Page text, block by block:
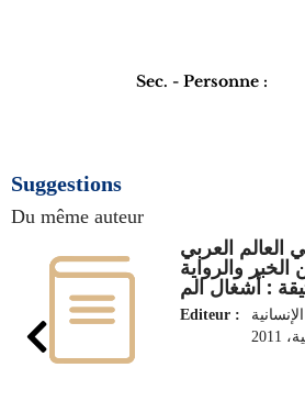
Sec. - Personne :
Suggestions
Du même auteur
العالم العربي
والرواية
Editeur :